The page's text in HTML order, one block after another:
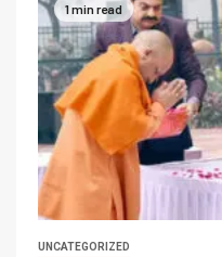
1 min read
UNCATEGORIZED